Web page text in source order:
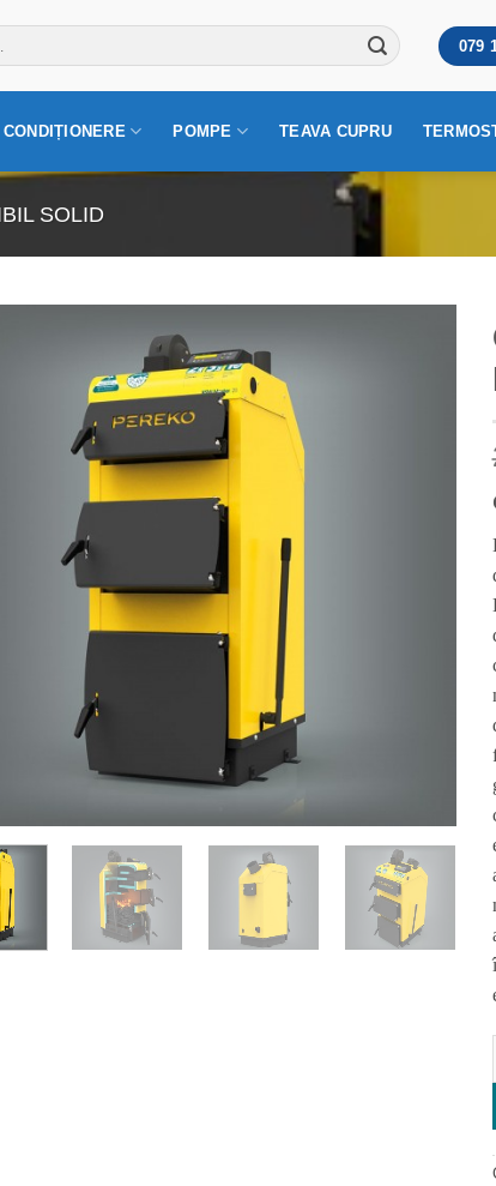
079
CONDIȚIONERE POMPE TEAVA CUPRU
SOLID